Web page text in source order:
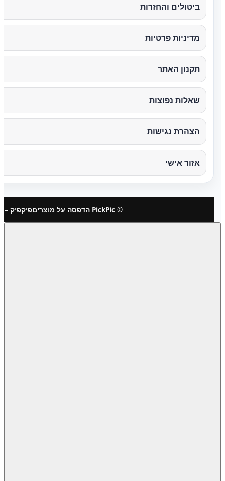
ביטולים והחזרות
מדיניות פרטיות
תקנון האתר
שאלות נפוצות
הצהרת נגישות
אזור אישי
© PickPic הדפסה על מוצרים פיקפיק –